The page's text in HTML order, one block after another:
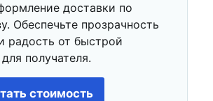
доставки по
Обеспечьте прозрачность
радость от быстрой
получателя.
стоимость